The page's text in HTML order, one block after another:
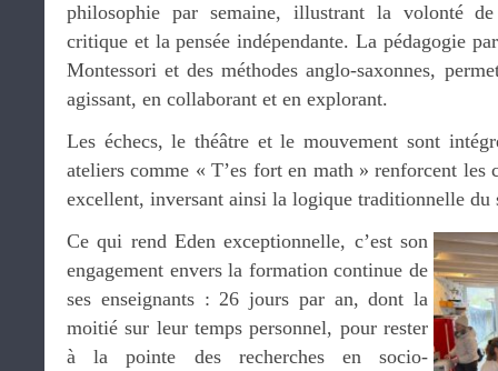
philosophie par semaine, illustrant la volonté
critique et la pensée indépendante. La pédagogie
Montessori et des méthodes anglo-saxonnes,
agissant, en collaborant et en explorant.
Les échecs, le théâtre et le mouvement sont
ateliers comme « T’es fort en math » renforcent les
excellent, inversant ainsi la logique traditionnelle du
Ce qui rend Eden exceptionnelle, c’est son
engagement envers la formation continue de
ses enseignants : 26 jours par an, dont la
moitié sur leur temps personnel, pour rester
à la pointe des recherches en socio-